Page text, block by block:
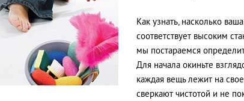
Как узнать, насколько
соответствует высоким
мы постараемся
Для начала окиньте
каждая вещь лежит на
сверкают чистотой и не